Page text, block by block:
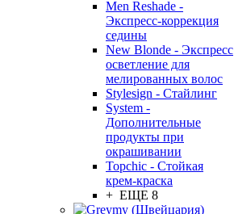
Men Reshade -
Экспресс-коррекция
седины
New Blonde - Экспресс
осветление для
мелированных волос
Stylesign - Стайлинг
System -
Дополнительные
продукты при
окрашивании
Topchic - Стойкая
крем-краска
+ ЕЩЕ 8